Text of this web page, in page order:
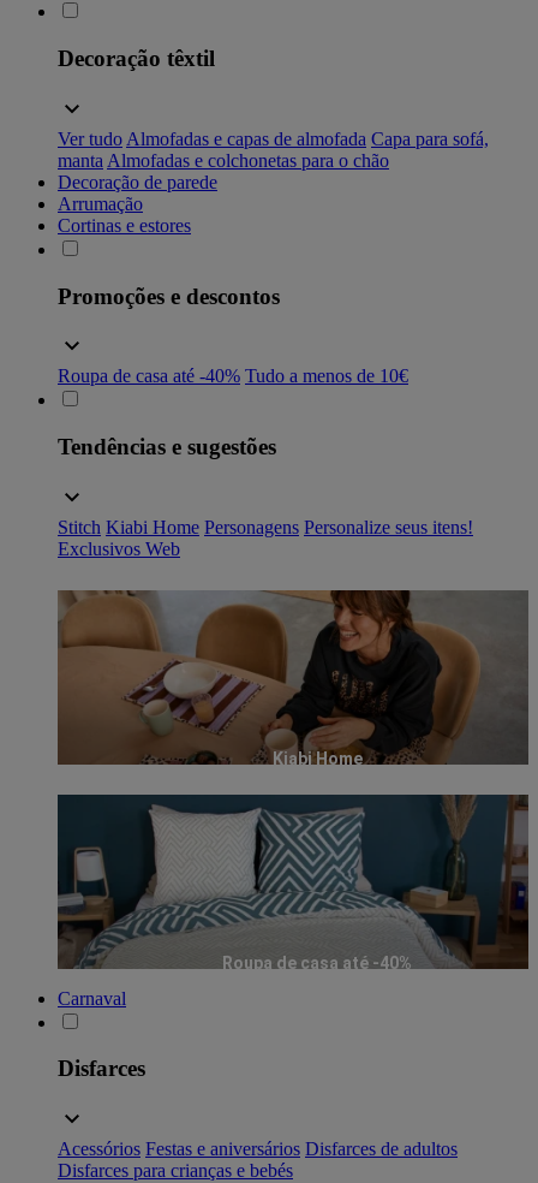
Decoração têxtil
Ver tudo Almofadas e capas de almofada Capa para sofá,
manta Almofadas e colchonetas para o chão
Decoração de parede
Arrumação
Cortinas e estores
Promoções e descontos
Roupa de casa até -40% Tudo a menos de 10€
Tendências e sugestões
Stitch Kiabi Home Personagens Personalize seus itens!
Exclusivos Web
Kiabi Home
Roupa de casa até -40%
Carnaval
Disfarces
Acessórios Festas e aniversários Disfarces de adultos
Disfarces para crianças e bebés